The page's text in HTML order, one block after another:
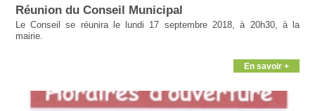
Réunion du Conseil Municipal
Le Conseil se réunira le lundi 17 septembre 2018, à 20h30, à la
mairie.
En savoir +